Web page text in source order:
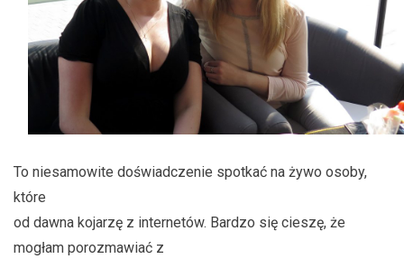
To niesamowite doświadczenie spotkać na żywo osoby,
które
od dawna kojarzę z internetów. Bardzo się cieszę, że
mogłam porozmawiać z